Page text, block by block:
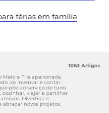
férias em família
e Fi e apaixonada
de inventar e contar
põe ao serviço de tudo
cozinhar, viajar e partilhar
Divertida e
novos projetos.
1063 Artigos